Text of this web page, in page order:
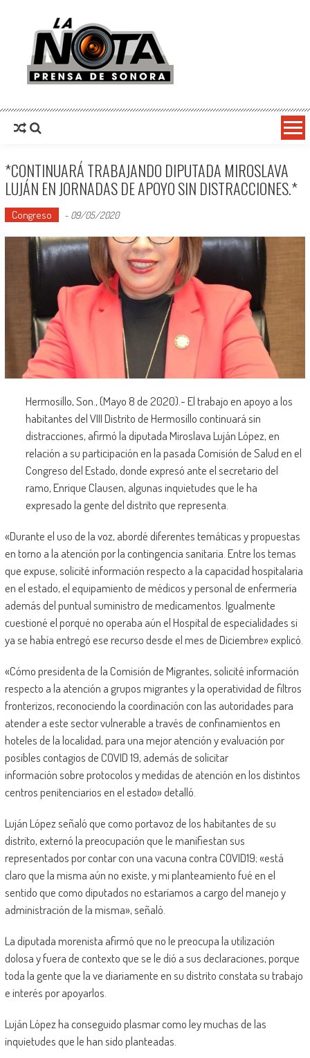
La Nota Prensa De Sonora
*CONTINUARÁ TRABAJANDO DIPUTADA MIROSLAVA
LUJÁN EN JORNADAS DE APOYO SIN DISTRACCIONES.*
Congreso - 09/05/2020
Hermosillo, Son., (Mayo 8 de 2020).- El trabajo en apoyo a los
habitantes del VIII Distrito de Hermosillo continuará sin
distracciones, afirmó la diputada Miroslava Luján López, en
relación a su participación en la pasada Comisión de Salud en el
Congreso del Estado, donde expresó ante el secretario del
ramo, Enrique Clausen, algunas inquietudes que le ha
expresado la gente del distrito que representa.
«Durante el uso de la voz, abordé diferentes temáticas y propuestas
en torno a la atención por la contingencia sanitaria. Entre los temas
que expuse, solicité información respecto a la capacidad hospitalaria
en el estado, el equipamiento de médicos y personal de enfermería
además del puntual suministro de medicamentos. Igualmente
cuestioné el porqué no operaba aún el Hospital de especialidades si
ya se había entregó ese recurso desde el mes de Diciembre» explicó.
«Cómo presidenta de la Comisión de Migrantes, solicité información
respecto a la atención a grupos migrantes y la operatividad de filtros
fronterizos, reconociendo la coordinación con las autoridades para
atender a este sector vulnerable a través de confinamientos en
hoteles de la localidad, para una mejor atención y evaluación por
posibles contagios de COVID 19, además de solicitar
información sobre protocolos y medidas de atención en los distintos
centros penitenciarios en el estado» detalló.
Luján López señaló que como portavoz de los habitantes de su
distrito, externó la preocupación que le manifiestan sus
representados por contar con una vacuna contra COVID19; «está
claro que la misma aún no existe, y mi planteamiento fué en el
sentido que como diputados no estaríamos a cargo del manejo y
administración de la misma», señaló.
La diputada morenista afirmó que no le preocupa la utilización
dolosa y fuera de contexto que se le dió a sus declaraciones, porque
toda la gente que la ve diariamente en su distrito constata su trabajo
e interés por apoyarlos.
Luján López ha conseguido plasmar como ley muchas de las
inquietudes que le han sido planteadas.